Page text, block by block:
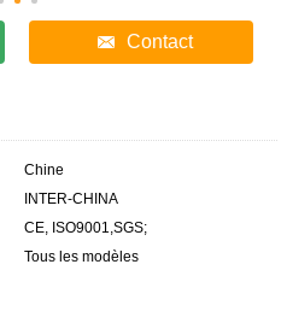
Contact
Chine
INTER-CHINA
CE, ISO9001,SGS;
Tous les modèles